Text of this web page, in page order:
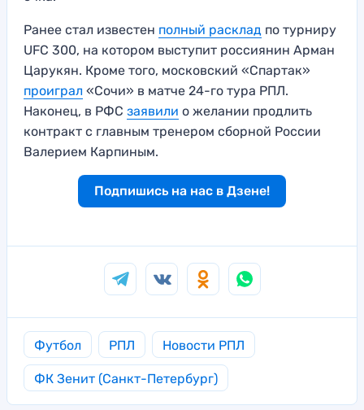
Ранее стал известен полный расклад по турниру
UFC 300, на котором выступит россиянин Арман
Царукян. Кроме того, московский «Спартак»
проиграл «Сочи» в матче 24-го тура РПЛ.
Наконец, в РФС заявили о желании продлить
контракт с главным тренером сборной России
Валерием Карпиным.
Подпишись на нас в Дзене!
Футбол РПЛ Новости РПЛ
ФК Зенит (Санкт-Петербург)